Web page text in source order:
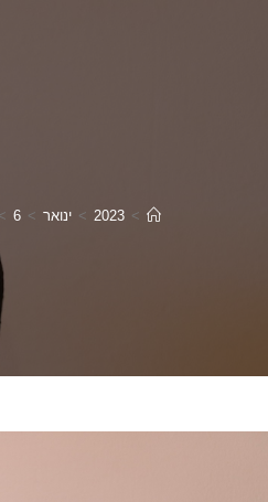
>
2023
> ינואר >
6
>